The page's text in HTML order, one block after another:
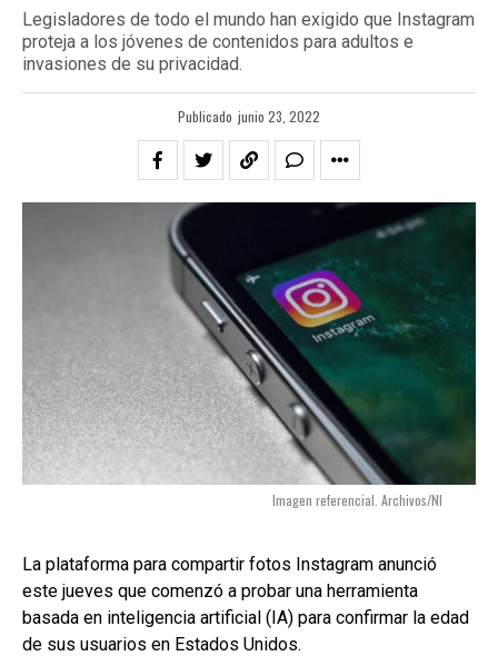
Legisladores de todo el mundo han exigido que Instagram
proteja a los jóvenes de contenidos para adultos e
invasiones de su privacidad.
Publicado junio 23, 2022
Imagen referencial. Archivos/NI
La plataforma para compartir fotos Instagram anunció
este jueves que comenzó a probar una herramienta
basada en inteligencia artificial (IA) para confirmar la edad
de sus usuarios en Estados Unidos.